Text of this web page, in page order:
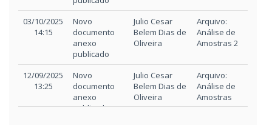
03/10/2025
14:15
Novo
documento
anexo
publicado
Julio Cesar
Belem Dias de
Oliveira
Arquivo:
Análise de
Amostras 2
12/09/2025
13:25
Novo
documento
anexo
publicado
Julio Cesar
Belem Dias de
Oliveira
Arquivo:
Análise de
Amostras